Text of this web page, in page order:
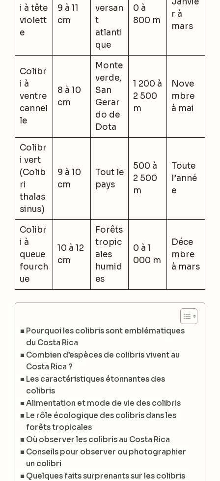
i à tête
violett
e
9 à 11
cm
versan
t
atlanti
que
0 à
800 m
r à
mars
Colibr
i à
ventre
cannel
le
8 à 10
cm
Monte
verde,
San
Gerar
do de
Dota
1 200 à
2 500
m
Nove
mbre
à mai
Colibr
i vert
(Colib
ri
thalas
sinus)
9 à 10
cm
Tout le
pays
500 à
2 500
m
Toute
l’anné
e
Colibr
i à
queue
fourch
ue
10 à 12
cm
Forêts
tropic
ales
humid
es
0 à 1
000 m
Déce
mbre
à mars
Pourquoi les colibris sont emblématiques
du Costa Rica
Combien d’espèces de colibris vivent au
Costa Rica ?
Les caractéristiques étonnantes des
colibris
Alimentation et mode de vie des colibris
Le rôle écologique des colibris dans les
forêts tropicales
Où observer les colibris au Costa Rica
Conseils pour observer ou photographier
un colibri
Quelques faits surprenants sur les colibris